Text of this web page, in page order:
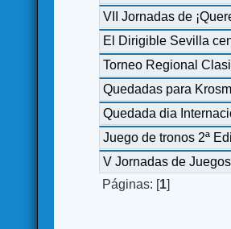
VII Jornadas de
El Dirigible Sevilla
Torneo Regional
Quedadas para
Quedada dia
Juego de tronos 2ª
V Jornadas de
Páginas: [1]